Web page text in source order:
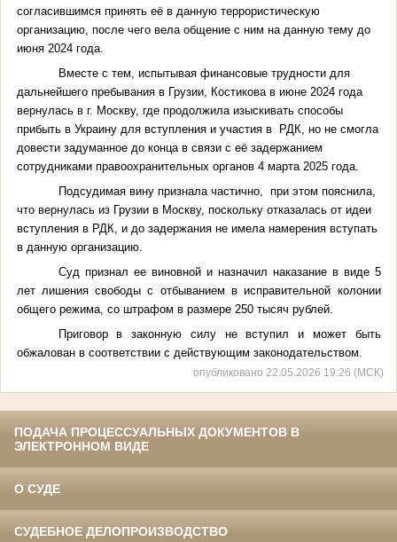
согласившимся принять её в данную террористическую
организацию, после чего вела общение с ним на данную тему до
июня 2024 года.
Вместе с тем, испытывая финансовые трудности для
дальнейшего пребывания в Грузии, Костикова в июне 2024 года
вернулась в г. Москву, где продолжила изыскивать способы
прибыть в Украину для вступления и участия в РДК, но не смогла
довести задуманное до конца в связи с её задержанием
сотрудниками правоохранительных органов 4 марта 2025 года.
Подсудимая вину признала частично, при этом пояснила,
что вернулась из Грузии в Москву, поскольку отказалась от идеи
вступления в РДК, и до задержания не имела намерения вступать
в данную организацию.
Суд признал ее виновной и назначил наказание в виде 5
лет лишения свободы с отбыванием в исправительной колонии
общего режима, со штрафом в размере 250 тысяч рублей.
Приговор в законную силу не вступил и может быть
обжалован в соответствии с действующим законодательством.
опубликовано 22.05.2026 19:26 (МСК)
ПОДАЧА ПРОЦЕССУАЛЬНЫХ ДОКУМЕНТОВ В
ЭЛЕКТРОННОМ ВИДЕ
О СУДЕ
СУДЕБНОЕ ДЕЛОПРОИЗВОДСТВО